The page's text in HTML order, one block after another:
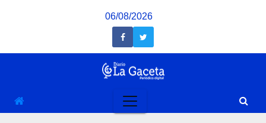
06/08/2026